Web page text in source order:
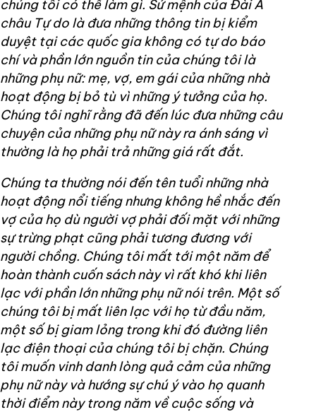
chúng tôi có thể làm gì. Sứ mệnh của Đài Á
châu Tự do là đưa những thông tin bị kiểm
duyệt tại các quốc gia không có tự do báo
chí và phần lớn nguồn tin của chúng tôi là
những phụ nữ: mẹ, vợ, em gái của những nhà
hoạt động bị bỏ tù vì những ý tưởng của họ.
Chúng tôi nghĩ rằng đã đến lúc đưa những câu
chuyện của những phụ nữ này ra ánh sáng vì
thường là họ phải trả những giá rất đắt.
Chúng ta thường nói đến tên tuổi những nhà
hoạt động nổi tiếng nhưng không hề nhắc đến
vợ của họ dù người vợ phải đối mặt với những
sự trừng phạt cũng phải tương đương với
người chồng. Chúng tôi mất tới một năm để
hoàn thành cuốn sách này vì rất khó khi liên
lạc với phần lớn những phụ nữ nói trên. Một số
chúng tôi bị mất liên lạc với họ từ đầu năm,
một số bị giam lỏng trong khi đó đường liên
lạc điện thoại của chúng tôi bị chặn. Chúng
tôi muốn vinh danh lòng quả cảm của những
phụ nữ này và hướng sự chú ý vào họ quanh
thời điểm này trong năm về cuộc sống và